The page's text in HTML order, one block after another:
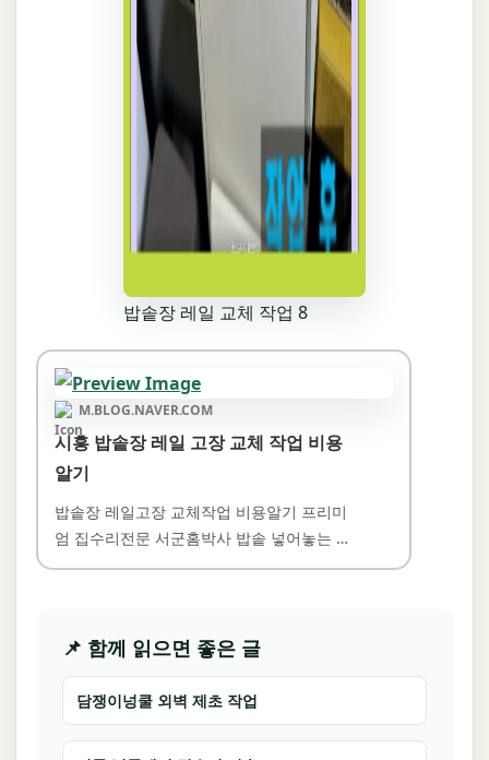
밥솥장 레일 교체 작업 8
M.BLOG.NAVER.COM
시흥 밥솥장 레일 고장 교체 작업 비용
알기
밥솥장 레일고장 교체작업 비용알기 프리미
엄 집수리전문 서군홈박사 밥솥 넣어놓는 장
이 나오지 않아 애를…
📌 함께 읽으면 좋은 글
담쟁이넝쿨 외벽 제초 작업